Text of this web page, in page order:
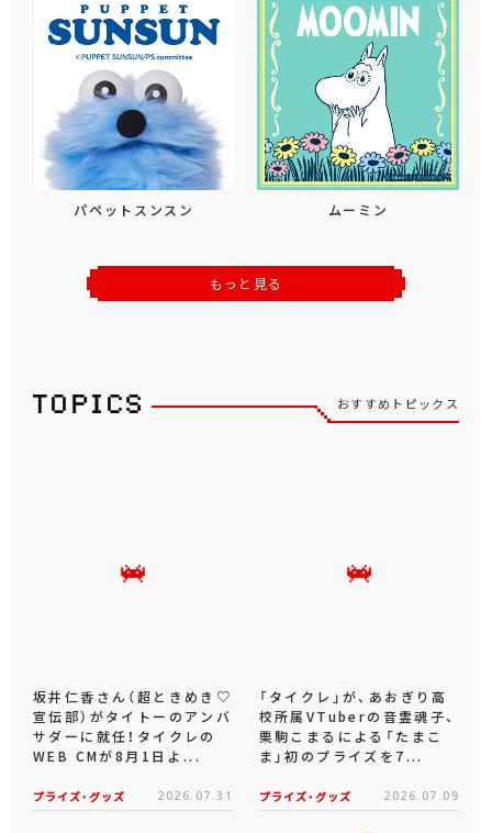
パペットスンスン ムーミン
もっと見る
おすすめトピックス
坂井仁香さん（超ときめき♡
宣伝部）がタイトーのアンバ
サダーに就任！タイクレの
WEB CMが8月1日よ...
プライズ・グッズ 2026.07.31
「タイクレ」が、あおぎり高
校所属VTuberの音霊魂子、
栗駒こまるによる「たまこ
ま」初のプライズを7...
プライズ・グッズ 2026.07.09